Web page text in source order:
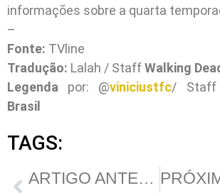
informações sobre a quarta
–
Fonte: TVline
Tradução: Lalah / StaffWalking
Legenda por: @viniciustfc/ Staff
Brasil
TAGS:
ARTIGO ANTERIOR